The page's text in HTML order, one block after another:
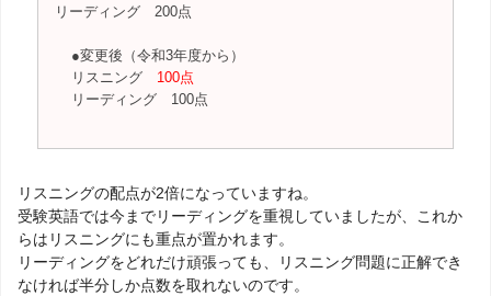
リーディング 200点
●変更後（令和3年度から）
リスニング 100点
リーディング 100点
リスニングの配点が2倍になっていますね。
受験英語では今までリーディングを重視していましたが、これか
らはリスニングにも重点が置かれます。
リーディングをどれだけ頑張っても、リスニング問題に正解でき
なければ半分しか点数を取れないのです。